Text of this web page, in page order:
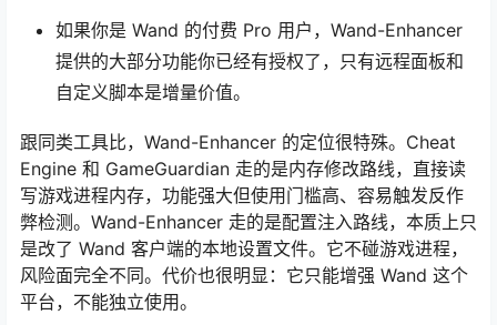
如果你是 Wand 的付费 Pro 用户，Wand-Enhancer
提供的大部分功能你已经有授权了，只有远程面板和
自定义脚本是增量价值。
跟同类工具比，Wand-Enhancer 的定位很特殊。Cheat
Engine 和 GameGuardian 走的是内存修改路线，直接读
写游戏进程内存，功能强大但使用门槛高、容易触发反作
弊检测。Wand-Enhancer 走的是配置注入路线，本质上只
是改了 Wand 客户端的本地设置文件。它不碰游戏进程，
风险面完全不同。代价也很明显：它只能增强 Wand 这个
平台，不能独立使用。